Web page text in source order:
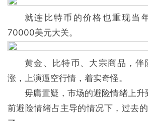
就连比特币的价格也重现当
70000美元大关。
黄金、比特币、大宗商品，伴
涨，上演逼空行情，着实奇怪。
毋庸置疑，市场的避险情绪上
前避险情绪占主导的情况下，过去